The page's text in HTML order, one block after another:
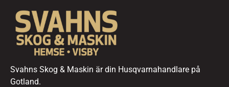
Svahns Skog & Maskin är din Husqvarnahandlare på
Gotland.